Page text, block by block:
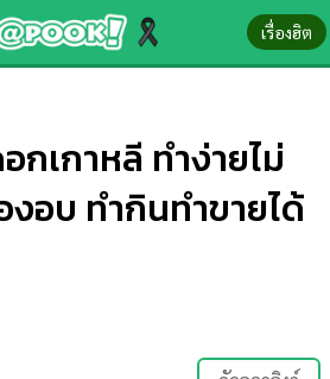
เรื่องฮิต
เกาหลี ทำง่ายไม่
อบ ทำกินทำขายได้